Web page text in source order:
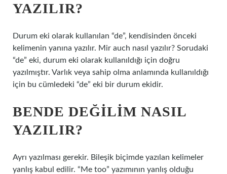
YAZILIR?
Durum eki olarak kullanılan “de”, kendisinden önceki
kelimenin yanına yazılır. Mir auch nasıl yazılır? Sorudaki
“de” eki, durum eki olarak kullanıldığı için doğru
yazılmıştır. Varlık veya sahip olma anlamında kullanıldığı
için bu cümledeki “de” eki bir durum ekidir.
BENDE DEĞILIM NASIL
YAZILIR?
Ayrı yazılması gerekir. Bileşik biçimde yazılan kelimeler
yanlış kabul edilir. “Me too” yazımının yanlış olduğu